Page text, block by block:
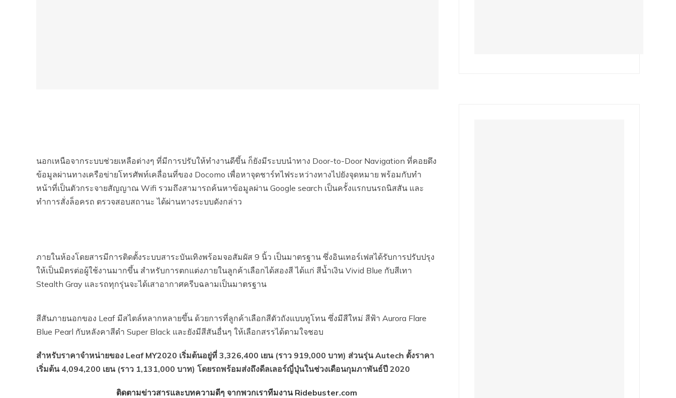
นอกเหนือจากระบบช่วยเหลือต่างๆ ที่มีการปรับให้ทำงานดีขึ้น ก็ยังมีระบบนำทาง Door-to-Door Navigation ที่คอยดึง
ข้อมูลผ่านทางเครือข่ายโทรศัพท์เคลื่อนที่ของ Docomo เพื่อหาจุดชาร์ทไฟระหว่างทางไปยังจุดหมาย พร้อมกับทำ
หน้าที่เป็นตัวกระจายสัญญาณ Wifi รวมถึงสามารถค้นหาข้อมูลผ่าน Google search เป็นครั้งแรกบนรถนิสสัน และ
ทำการสั่งล็อครถ ตรวจสอบสถานะ ได้ผ่านทางระบบดังกล่าว
ภายในห้องโดยสารมีการติดตั้งระบบสาระบันเทิงพร้อมจอสัมผัส 9 นิ้ว เป็นมาตรฐาน ซึ่งอินเทอร์เฟสได้รับการปรับปรุง
ให้เป็นมิตรต่อผู้ใช้งานมากขึ้น สำหรับการตกแต่งภายในลูกค้าเลือกได้สองสี ได้แก่ สีน้ำเงิน Vivid Blue กับสีเทา
Stealth Gray และรถทุกรุ่นจะได้เสาอากาศครีบฉลามเป็นมาตรฐาน
สีสันภายนอกของ Leaf มีสไตล์หลากหลายขึ้น ด้วยการที่ลูกค้าเลือกสีตัวถังแบบทูโทน ซึ่งมีสีใหม่ สีฟ้า Aurora Flare
Blue Pearl กับหลังคาสีดำ Super Black และยังมีสีสันอื่นๆ ให้เลือกสรรได้ตามใจชอบ
สำหรับราคาจำหน่ายของ Leaf MY2020 เริ่มต้นอยู่ที่ 3,326,400 เยน (ราว 919,000 บาท) ส่วนรุ่น Autech ตั้งราคา
เริ่มต้น 4,094,200 เยน (ราว 1,131,000 บาท) โดยรถพร้อมส่งถึงดีลเลอร์ญี่ปุ่นในช่วงเดือนกุมภาพันธ์ปี 2020
ติดตามข่าวสารและบทความดีๆ จากพวกเราทีมงาน Ridebuster.com